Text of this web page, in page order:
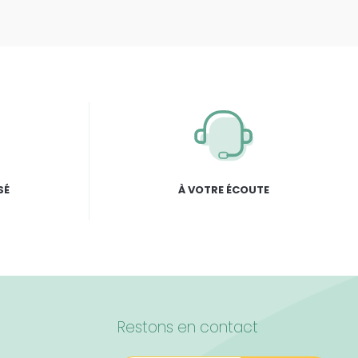
À VOTRE ÉCOUTE
Restons en contact